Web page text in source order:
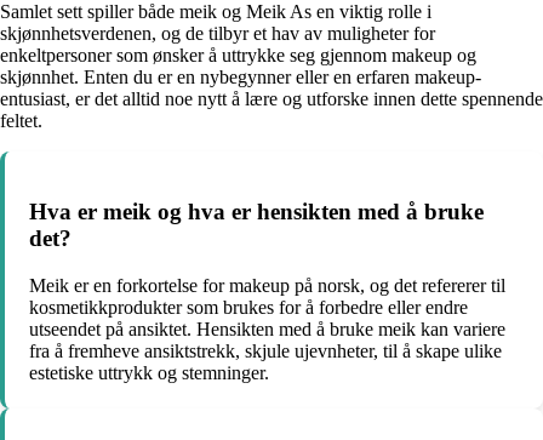
Samlet sett spiller både meik og Meik As en viktig rolle i
skjønnhetsverdenen, og de tilbyr et hav av muligheter for
enkeltpersoner som ønsker å uttrykke seg gjennom makeup og
skjønnhet. Enten du er en nybegynner eller en erfaren makeup-
entusiast, er det alltid noe nytt å lære og utforske innen dette spennende
feltet.
Hva er meik og hva er hensikten med å bruke
det?
Meik er en forkortelse for makeup på norsk, og det refererer til
kosmetikkprodukter som brukes for å forbedre eller endre
utseendet på ansiktet. Hensikten med å bruke meik kan variere
fra å fremheve ansiktstrekk, skjule ujevnheter, til å skape ulike
estetiske uttrykk og stemninger.